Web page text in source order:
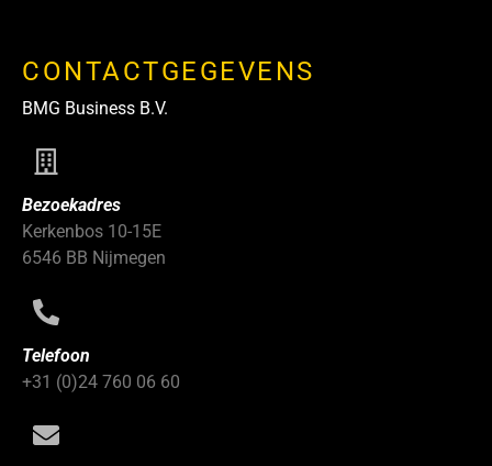
CONTACTGEGEVENS
BMG Business B.V.
Bezoekadres
Kerkenbos 10-15E
6546 BB Nijmegen
Telefoon
+31 (0)24 760 06 60